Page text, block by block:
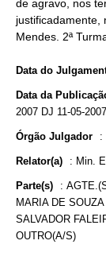
de agravo, nos
justificadamente,
Mendes. 2ª
Data do
Data da
2007 DJ 11-05-
Órgão Julgador :
Relator(a) : Min.
Parte(s) :
MARIA DE
SALVADOR
OUTRO(A/S)